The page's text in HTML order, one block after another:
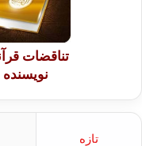
تناقضات
تازه